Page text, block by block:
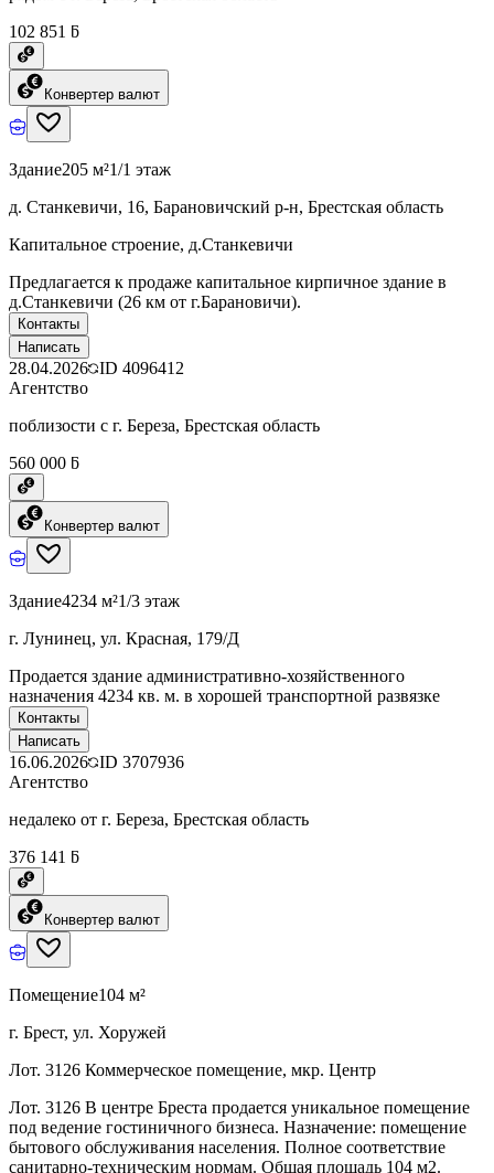
102 851 ƃ
Конвертер валют
Здание205 м²1/1 этаж
д. Станкевичи, 16, Барановичский р-н, Брестская область
Капитальное строение, д.Станкевичи
Предлагается к продаже капитальное кирпичное здание в
д.Станкевичи (26 км от г.Барановичи).
Контакты
Написать
28.04.2026 ID 4096412
Агентство
поблизости с г. Береза, Брестская область
560 000 ƃ
Конвертер валют
Здание4234 м²1/3 этаж
г. Лунинец, ул. Красная, 179/Д
Продается здание административно-хозяйственного
назначения 4234 кв. м. в хорошей транспортной развязке
Контакты
Написать
16.06.2026 ID 3707936
Агентство
недалеко от г. Береза, Брестская область
376 141 ƃ
Конвертер валют
Помещение104 м²
г. Брест, ул. Хоружей
Лот. 3126 Коммерческое помещение, мкр. Центр
Лот. 3126 В центре Бреста продается уникальное помещение
под ведение гостиничного бизнеса. Назначение: помещение
бытового обслуживания населения. Полное соответствие
санитарно-техническим нормам. Общая площадь 104 м2.